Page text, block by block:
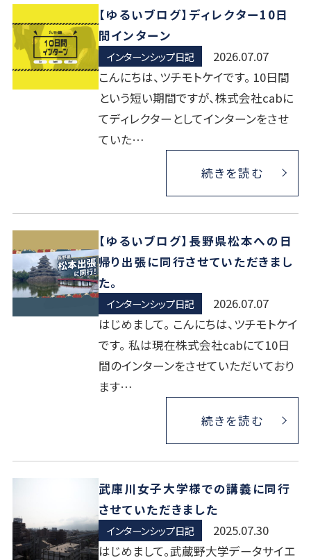
【ゆるいブログ】ディレクター10日
間インターン
インターンシップ日記
2026.07.07
こんにちは、ツチモトケイです。 10日間
という短い期間ですが、株式会社cabに
てディレクターとしてインターンをさせ
ていた…
続きを読む
【ゆるいブログ】長野県松本への日
帰り出張に同行させていただきまし
た。
インターンシップ日記
2026.07.07
はじめまして。 こんにちは、ツチモトケイ
です。 私は現在株式会社cabにて10日
間のインターンをさせていただいており
ます…
続きを読む
武庫川女子大学様での講義に同行
させていただきました
インターンシップ日記
2025.07.30
はじめまして。武蔵野大学データサイエ